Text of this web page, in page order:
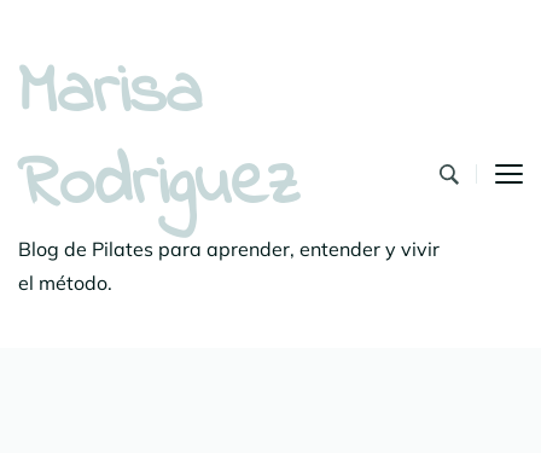
Marisa
Rodriguez
Blog de Pilates para aprender, entender y vivir
el método.